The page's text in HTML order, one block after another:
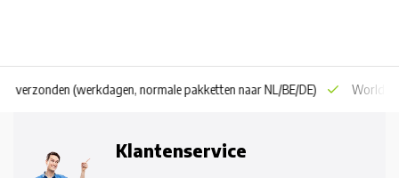
naar NL/BE/DE) World wide shipping(normal size and weight
Klantenservice